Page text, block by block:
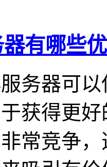
有哪些
务器可
获得更
常竞争